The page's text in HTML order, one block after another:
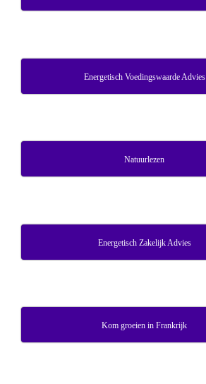
Energetisch Voedingswaarde Advies
Natuurlezen
Energetisch Zakelijk Advies
Kom groeien in Frankrijk